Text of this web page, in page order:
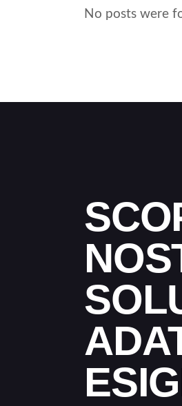
No posts were